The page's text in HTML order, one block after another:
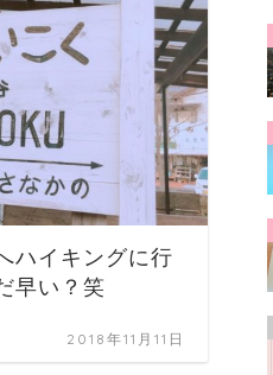
ハイキングに行
早い？笑
2018年11月11日